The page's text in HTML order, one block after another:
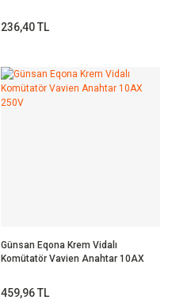
236,40 TL
Günsan Eqona Krem Vidalı
Komütatör Vavien Anahtar 10AX
459,96 TL